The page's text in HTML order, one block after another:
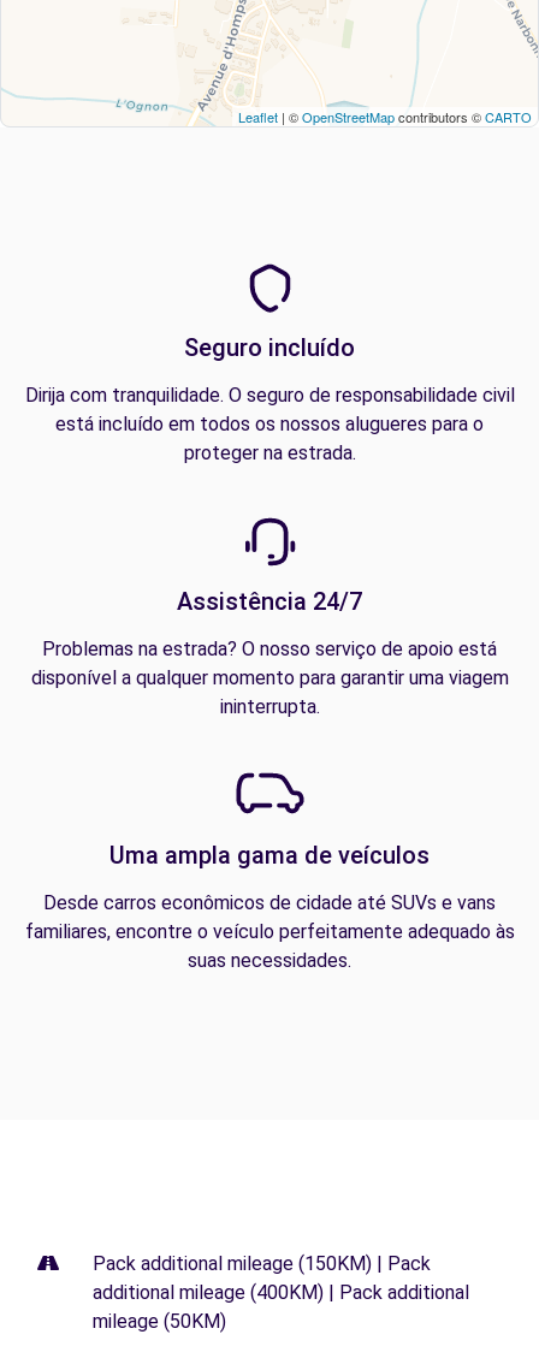
Leaflet | ©OpenStreetMapcontributors ©CARTO
Seguro incluído
Dirija com tranquilidade. O seguro de responsabilidade civil
está incluído em todos os nossos alugueres para o
proteger na estrada.
Assistência 24/7
Problemas na estrada? O nosso serviço de apoio está
disponível a qualquer momento para garantir uma viagem
ininterrupta.
Uma ampla gama de veículos
Desde carros econômicos de cidade até SUVs e vans
familiares, encontre o veículo perfeitamente adequado às
suas necessidades.
Pack additional mileage (150KM) | Pack
additional mileage (400KM) | Pack additional
mileage (50KM)